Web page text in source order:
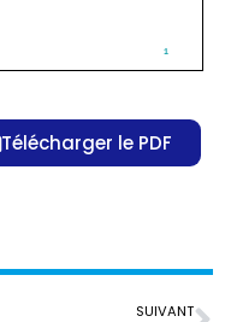
Télécharger le PDF
SUIVANT